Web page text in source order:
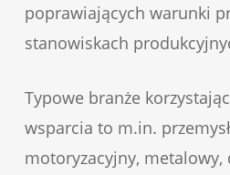
poprawiających warunki
stanowiskach
Typowe branże
wsparcia to m.in.
motoryzacyjny, metalowy,